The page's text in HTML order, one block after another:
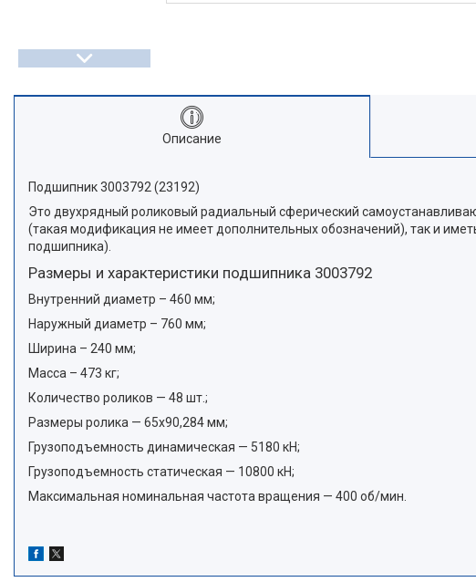
Описание
Подшипник 3003792 (23192)
Это двухрядный роликовый радиальный сферический
(такая модификация не имеет дополнительных обозначений), так и
подшипника).
Размеры и характеристики подшипника 3003792
Внутренний диаметр – 460 мм;
Наружный диаметр – 760 мм;
Ширина – 240 мм;
Масса – 473 кг;
Количество роликов — 48 шт.;
Размеры ролика — 65х90,284 мм;
Грузоподъемность динамическая — 5180 кН;
Грузоподъемность статическая — 10800 кН;
Максимальная номинальная частота вращения — 400 об/мин.